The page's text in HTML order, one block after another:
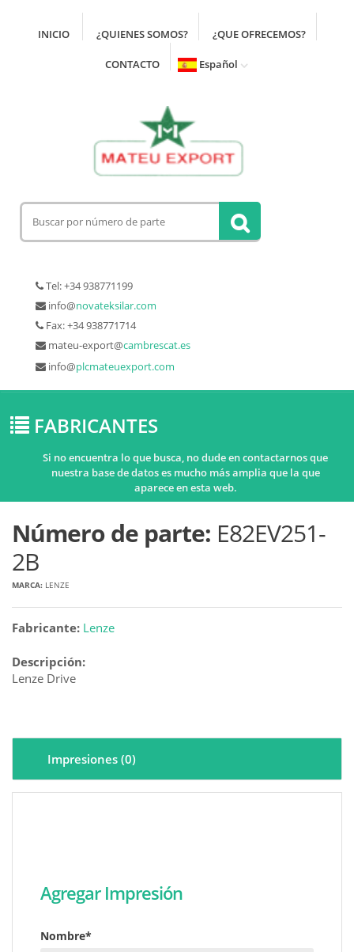
INICIO ¿QUIENES SOMOS? ¿QUE OFRECEMOS?
CONTACTO Español
Tel: +34 938771199
info@novateksilar.com
Fax: +34 938771714
mateu-export@cambrescat.es
info@plcmateuexport.com
FABRICANTES
Si no encuentra lo que busca, no dude en contactarnos que
nuestra base de datos es mucho más amplia que la que
aparece en esta web.
Número de parte: E82EV251-
2B
MARCA: LENZE
Fabricante: Lenze
Descripción:
Lenze Drive
Impresiones (0)
Agregar Impresión
Nombre*